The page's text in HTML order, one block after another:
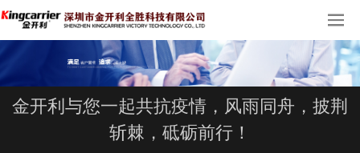
金开利与您一起共抗疫情，风雨同舟，披荆
斩棘，砥砺前行！